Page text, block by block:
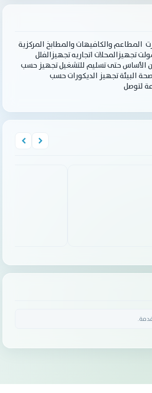
المطاعم والكافيهات والمطابخ المركزية
تجهيزالمحلات اتجاريه تجهيزالفلل
الأساس حتى تسليم للتشغيل تجهيز حسب
البيئة تجهيز الديكورات حسب
لتوصل